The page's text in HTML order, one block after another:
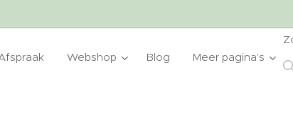
Webshop Blog Meer pagina's